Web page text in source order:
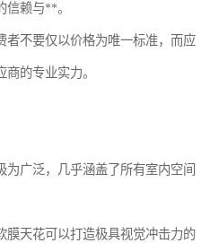
信赖与**。
者不要仅以价格为唯一标准，而应
的专业实力。
广泛，几乎涵盖了所有室内空间
膜天花可以打造极具视觉冲击力的